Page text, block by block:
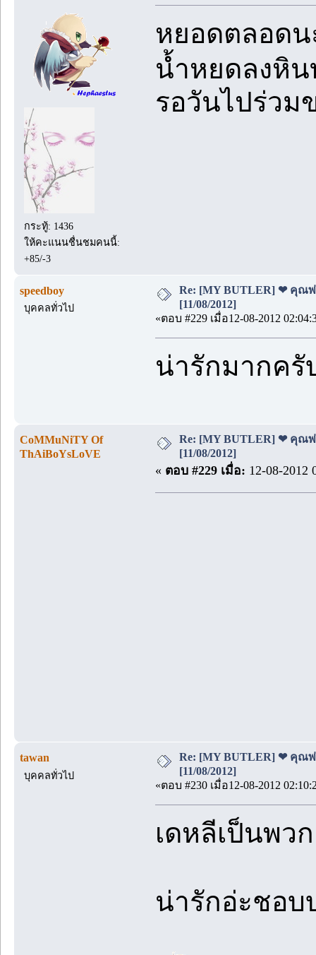
กระทู้: 1436
ให้คะแนนชื่นชมคนนี้:
+85/-3
หยอดตลอด
น้ำหยดลงหิ
รอวันไปร่ว
speedboy
บุคคลทั่วไป
Re: [MY BUTLER] ❤ คุณพ่
[11/08/2012]
«ตอบ #229 เมื่อ12-08-2012
น่ารักมากครั
CoMMuNiTY Of
ThAiBoYsLoVE
Re: [MY BUTLER] ❤ คุณพ่
[11/08/2012]
« ตอบ #229 เมื่อ: 12-08-2012
tawan
บุคคลทั่วไป
Re: [MY BUTLER] ❤ คุณพ่
[11/08/2012]
«ตอบ #230 เมื่อ12-08-2012
เดหลีเป็นพว
น่ารักอ่ะชอ